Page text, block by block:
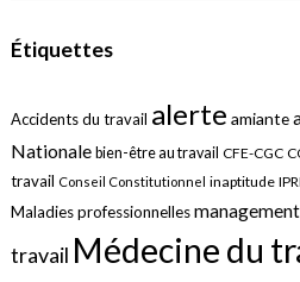
Étiquettes
Accidents du travail alerte amiante
Nationale bien-être au travail CFE-CGC
travail Conseil Constitutionnel inaptitude
Maladies professionnellesmanagement
travail Médecine du